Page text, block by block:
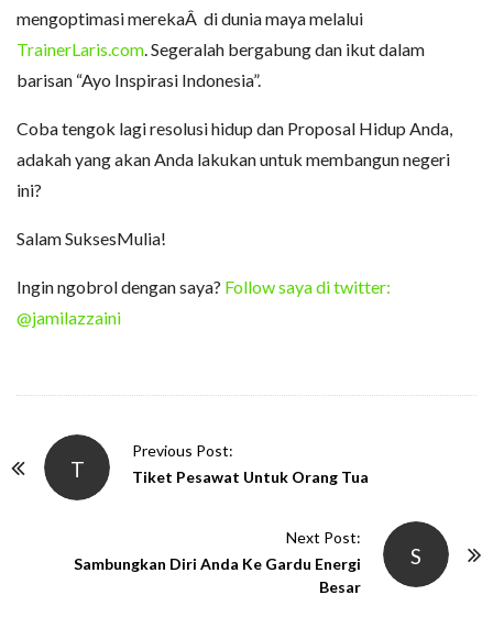
mengoptimasi merekaÂ di dunia maya melalui
TrainerLaris.com. Segeralah bergabung dan ikut dalam
barisan “Ayo Inspirasi Indonesia”.
Coba tengok lagi resolusi hidup dan Proposal Hidup Anda,
adakah yang akan Anda lakukan untuk membangun negeri
ini?
Salam SuksesMulia!
Ingin ngobrol dengan saya? Follow saya di twitter:
@jamilazzaini
T
Previous Post:
Tiket Pesawat Untuk Orang Tua
S
Next Post:
Sambungkan Diri Anda Ke Gardu Energi
Besar